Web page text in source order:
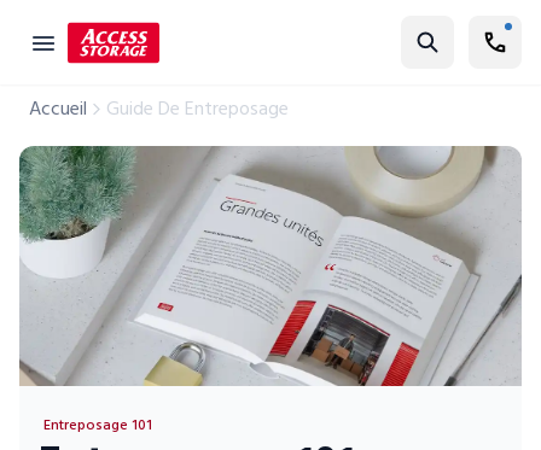
Entreposage libre-service
Localisateur de succursales
Résidentiel
Véhicules
Entreposage pour étudiants
Commercial
Cherchez
Accueil
Guide De Entreposage
Entreposage 101